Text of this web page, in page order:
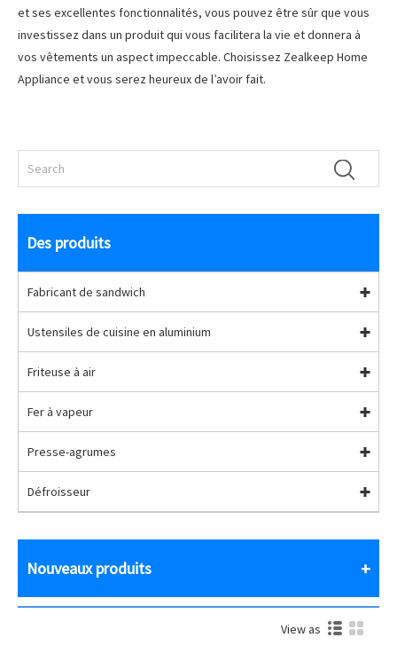
et ses excellentes fonctionnalités, vous pouvez être sûr que vous
investissez dans un produit qui vous facilitera la vie et donnera à
vos vêtements un aspect impeccable. Choisissez Zealkeep Home
Appliance et vous serez heureux de l’avoir fait.
Des produits
Fabricant de sandwich
Ustensiles de cuisine en aluminium
Friteuse à air
Fer à vapeur
Presse-agrumes
Défroisseur
Nouveaux produits
View as